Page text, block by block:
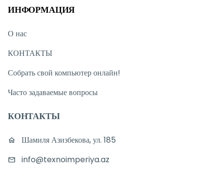
ИНФОРМАЦИЯ
О нас
КОНТАКТЫ
Собрать свой компьютер онлайн!
Часто задаваемые вопросы
КОНТАКТЫ
Шамиля Азизбекова, ул. 185
info@texnoimperiya.az